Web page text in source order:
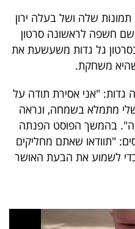
שלה ושל בעלה ירון
שם חשפה לראשונה סרטון
גל גדות משעשעת את
שהיא משחקת.
"אני אסירת תודה על
מתמלא בשמחה, ונראה
בהמשך הפוסט הפנתה
"תוודאו שאתם מחליקים
לשמוע את הבעת האושר